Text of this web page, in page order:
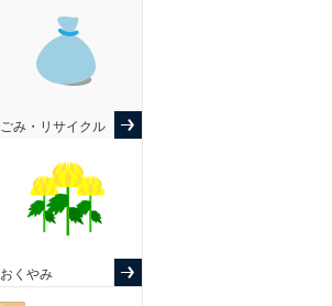
ごみ・リサイクル
おくやみ